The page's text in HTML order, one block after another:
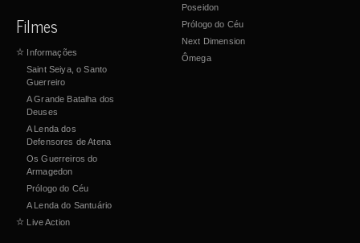
Filmes
☆ Informações
Saint Seiya, o Santo
Guerreiro
A Grande Batalha dos
Deuses
A Lenda dos
Defensores de Atena
Os Guerreiros do
Armagedon
Prólogo do Céu
A Lenda do Santuário
☆ Live Action
Poseidon
Prólogo do Céu
Next Dimension
Ômega